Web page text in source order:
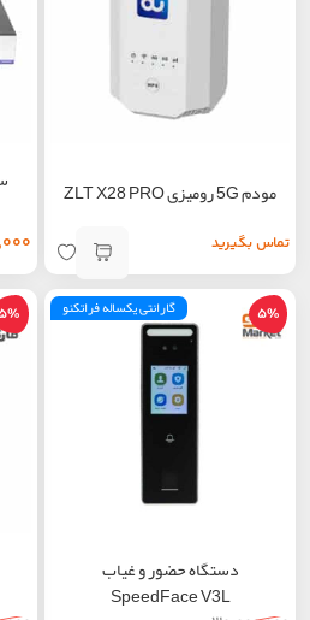
مودم 5G رومیزی ZLT X28 PRO
تماس بگیرید
گارانتی یکساله فراتکنو 5%
دستگاه حضور و غیاب
SpeedFace V3L